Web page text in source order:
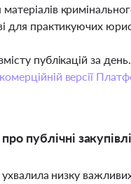
матеріалів
для практикуючих
публікацій за
комерційній версії
публічні
низку